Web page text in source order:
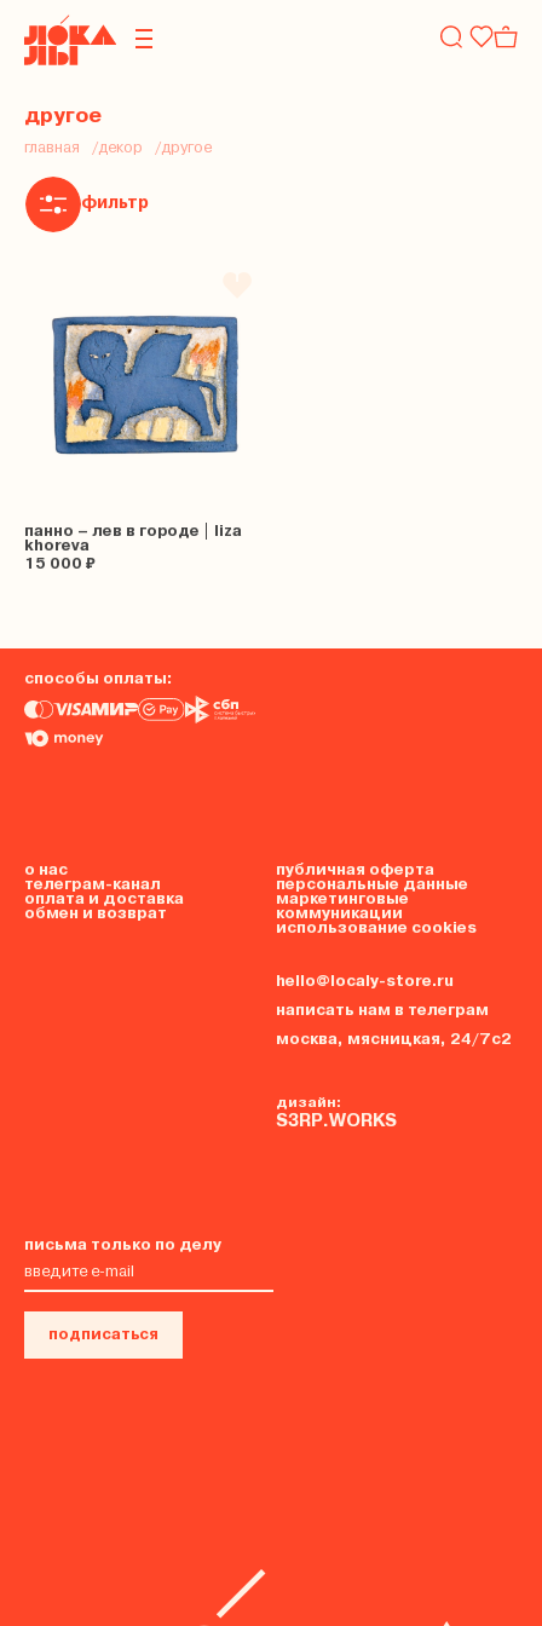
другое
главная декор другое
панно – лев в городе | liza
khoreva
15 000 ₽
фильтр
письма только по делу
подписаться
о нас
телеграм-канал
оплата и доставка
обмен и возврат
публичная оферта
персональные данные
маркетинговые
коммуникации
использование cookies
hello@localy-store.ru
написать нам в телеграм
москва, мясницкая, 24/7с2
дизайн:
S3RP.WORKS
способы оплаты: